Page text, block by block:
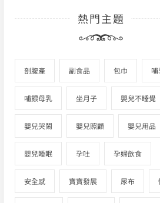
熱門主題
剖腹產 副食品 包巾
哺餵母乳 坐月子 嬰兒不睡覺
嬰兒哭鬧 嬰兒照顧 嬰兒用品
嬰兒睡眠 孕吐 孕婦飲食
安全感 寶寶發展 尿布